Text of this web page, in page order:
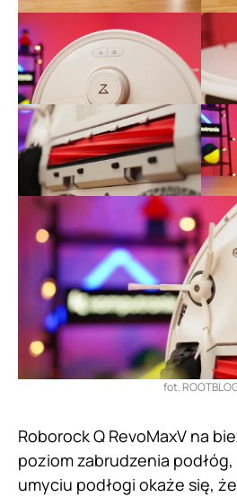
fot.
Roborock Q RevoMaxV na
poziom zabrudzenia
umyciu podłogi okaże się,